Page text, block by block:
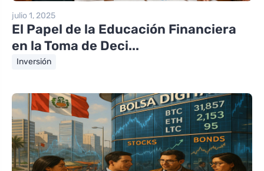
julio 1, 2025
El Papel de la Educación Financiera
en la Toma de Deci...
Inversión